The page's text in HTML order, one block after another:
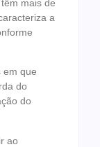
mais de
a
em que
do
do
ao